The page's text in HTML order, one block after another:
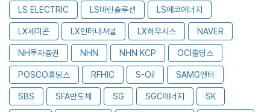
LS ELECTRIC LS마린솔루션 LS에코에너지
LX세미콘 LX인터내셔널 LX하우시스 NAVER
NH투자증권 NHN NHN KCP OCI홀딩스
POSCO홀딩스 RFHIC S-Oil SAMG엔터
SBS SFA반도체 SG SGC에너지 SK